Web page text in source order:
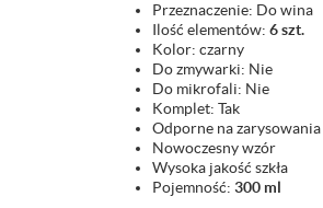
Przeznaczenie: Do wina
Ilość elementów: 6 szt.
Kolor: czarny
Do zmywarki: Nie
Do mikrofali: Nie
Komplet: Tak
Odporne na zarysowania
Nowoczesny wzór
Wysoka jakość szkła
Pojemność: 300 ml